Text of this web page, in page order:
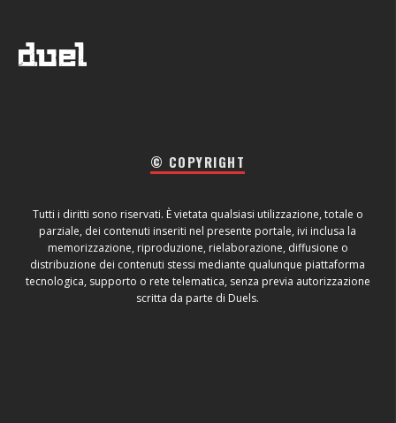
© COPYRIGHT
Tutti i diritti sono riservati. È vietata qualsiasi utilizzazione, totale o
parziale, dei contenuti inseriti nel presente portale, ivi inclusa la
memorizzazione, riproduzione, rielaborazione, diffusione o
distribuzione dei contenuti stessi mediante qualunque piattaforma
tecnologica, supporto o rete telematica, senza previa autorizzazione
scritta da parte di Duels.